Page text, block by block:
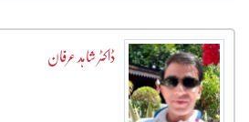
ڈاکٹر شاہد عرفان